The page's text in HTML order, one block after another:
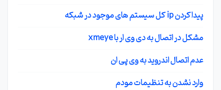
پیدا کردن ip کل سیستم های موجود در شبکه
مشکل در اتصال به دی وی ار با xmeye
عدم اتصال اندروید به وی پی ان
وارد نشدن به تنظیمات مودم